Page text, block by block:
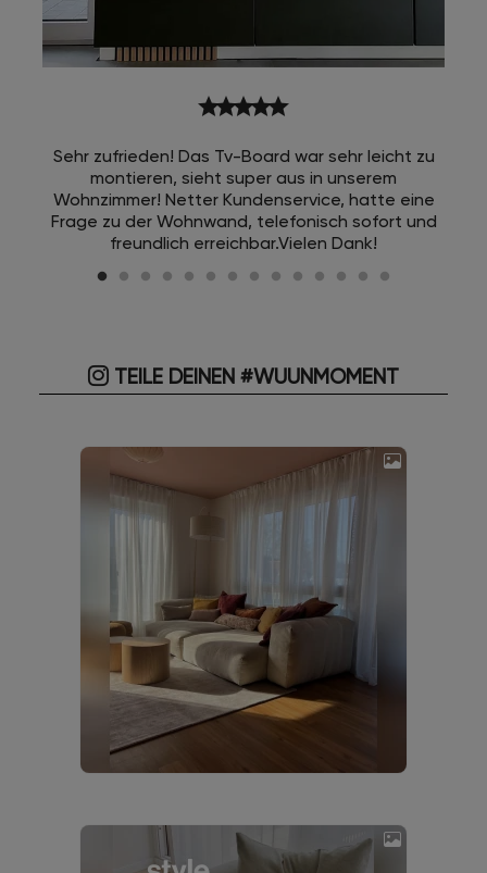
starstarstarstarstar
Sehr zufrieden! Das Tv-Board war sehr leicht zu
montieren, sieht super aus in unserem
Wohnzimmer! Netter Kundenservice, hatte eine
Frage zu der Wohnwand, telefonisch sofort und
freundlich erreichbar.Vielen Dank!
TEILE DEINEN #WUUNMOMENT